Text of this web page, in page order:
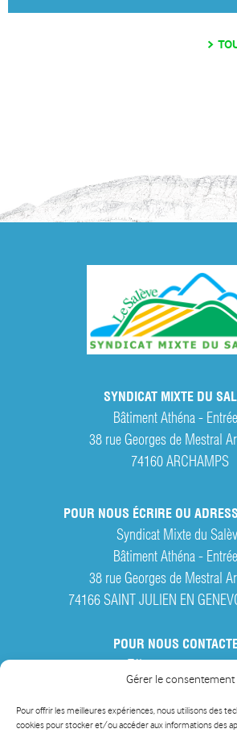
Gérer le consentement
Pour offrir les meilleures expériences, nous utilisons des
cookies pour stocker et/ou accéder aux informations des
SYNDICAT MIXTE DU
Bâtiment Athéna -
38 rue Georges de Mestral
74160 ARCHAMPS
POUR NOUS ÉCRIRE OU
Syndicat Mixte du
Bâtiment Athéna -
38 rue Georges de Mestral
74166 SAINT JULIEN EN
POUR NOUS
Par courriel